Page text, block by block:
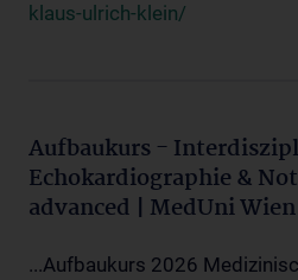
klaus-ulrich-klein/
Aufbaukurs -
Echokardiographie &
advanced | MedUni Wien
...Aufbaukurs 2026